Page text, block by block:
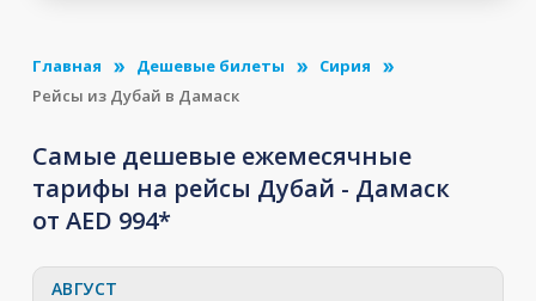
Главная Дешевые билеты
Сирия
Рейсы из Дубай в Дамаск
Самые дешевые ежемесячные
тарифы на рейсы Дубай - Дамаск
от AED 994*
АВГУСТ